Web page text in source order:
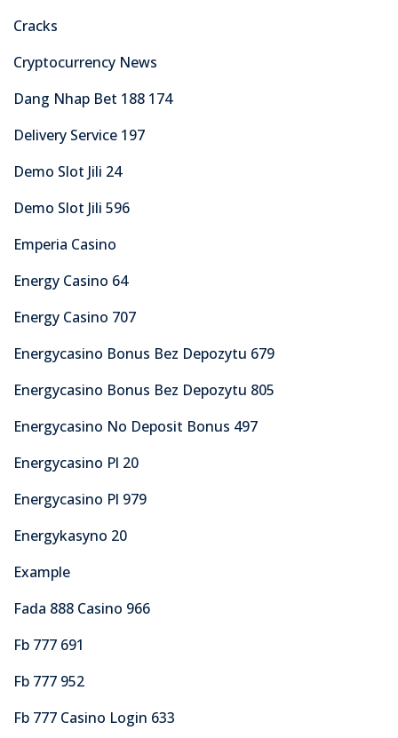
Cracks
Cryptocurrency News
Dang Nhap Bet 188 174
Delivery Service 197
Demo Slot Jili 24
Demo Slot Jili 596
Emperia Casino
Energy Casino 64
Energy Casino 707
Energycasino Bonus Bez Depozytu 679
Energycasino Bonus Bez Depozytu 805
Energycasino No Deposit Bonus 497
Energycasino Pl 20
Energycasino Pl 979
Energykasyno 20
Example
Fada 888 Casino 966
Fb 777 691
Fb 777 952
Fb 777 Casino Login 633